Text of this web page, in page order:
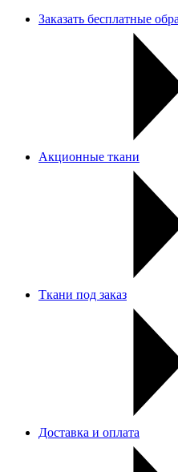
Заказать бесплатные
Акционные ткани
Ткани под заказ
Доставка и оплата